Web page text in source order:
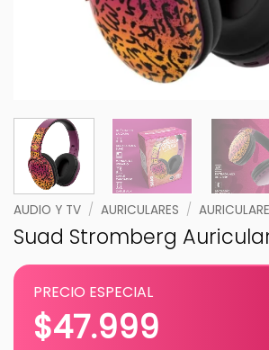
AUDIO Y TV / AURICULARES /
Suad Stromberg
PRECIO ESPECIAL
$47.999